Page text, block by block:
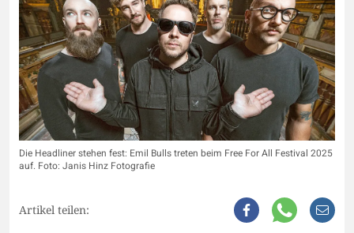
Die Headliner stehen fest: Emil Bulls treten beim Free For All Festival 2025
auf. Foto: Janis Hinz Fotografie
Artikel teilen: